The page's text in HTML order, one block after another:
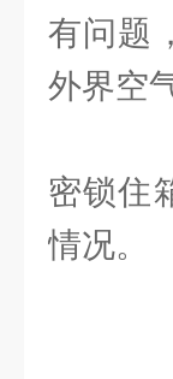
有问题
外界空
密锁住
情况。
3